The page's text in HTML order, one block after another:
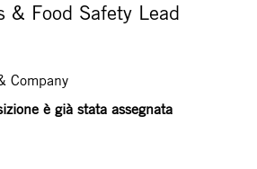
& Food Safety Lead
Company
è già stata assegnata